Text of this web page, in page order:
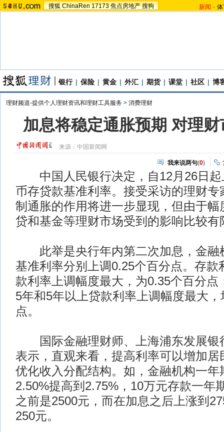
搜狐 ChinaRen 17173 焦点房地产 搜狗 新闻 -
银行 | 保险 | 黄金 | 外汇 | 期货 | 课堂 | 社区 | 博
理财频道-提供个人理财资讯和理财工具服务 > 消费理财
加息将稳定通胀预期 对理
来源： 中国新闻网
我来说两句(0)
中国人民银行决定，自12月26日起
币存贷款基准利率。接受采访的理财专
制通胀的作用将进一步显现，但由于幅
贷和基金等理财市场受到的影响比较有
此举是央行年内第二次加息，金融
基准利率分别上调0.25个百分点。存款
款利率上调幅度最大，为0.35个百分点
5年和5年以上贷款利率上调幅度最大
点。
国际金融理财师、上海浦东发展银
表示，直观来看，提高利率可以增加居
优化收入分配结构。如，金融机构一年
2.50%提高到2.75%，10万元存款一年
之前是2500元，而在加息之后上涨到
250元。